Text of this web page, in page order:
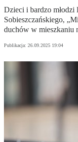
Dzieci i bardzo młodzi
Sobieszczańskiego,
duchów w mieszkaniu
Publikacja: 26.09.2025 19:04